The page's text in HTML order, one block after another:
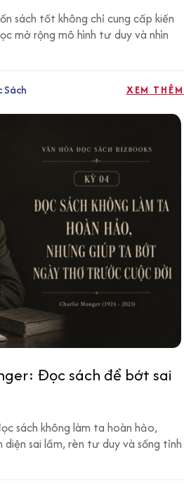
sách tốt không chỉ cung cấp kiến
mở rộng mô hình tư duy và nhìn
Sách XEM THÊM
Đọc sách để bớt sai
sách không làm ta hoàn hảo,
sai lầm, rèn tư duy và sống tỉnh